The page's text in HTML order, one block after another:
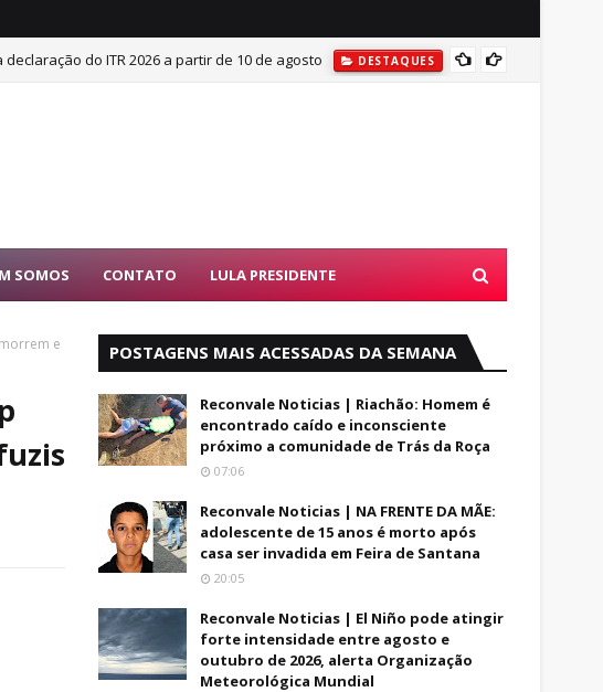
do ITR 2026 a partir de 10 de agosto DESTAQUES
SOMOS CONTATO LULA PRESIDENTE
e
POSTAGENS MAIS ACESSADAS DA SEMANA
Reconvale Noticias | Riachão: Homem é
encontrado caído e inconsciente
próximo a comunidade de Trás da Roça
07:06
Reconvale Noticias | NA FRENTE DA MÃE:
adolescente de 15 anos é morto após
casa ser invadida em Feira de Santana
20:05
Reconvale Noticias | El Niño pode atingir
forte intensidade entre agosto e
outubro de 2026, alerta Organização
Meteorológica Mundial